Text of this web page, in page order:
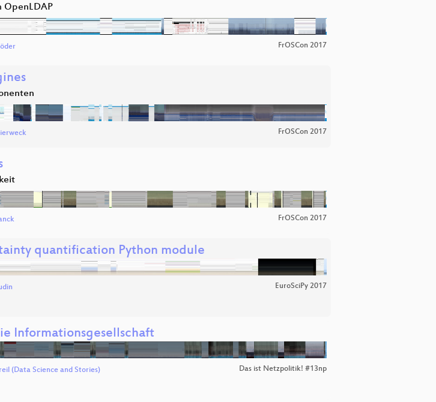
OpenLDAP
FrOSCon 2017
FrOSCon 2017
FrOSCon 2017
quantification Python module
EuroSciPy 2017
Informationsgesellschaft
(Data Science and Stories) Das ist Netzpolitik! #13np